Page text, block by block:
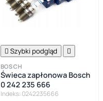
 Szybki podgląd 
BOSCH
Świeca zapłonowa Bosch
0 242 235 666
Indeks: 0242235666